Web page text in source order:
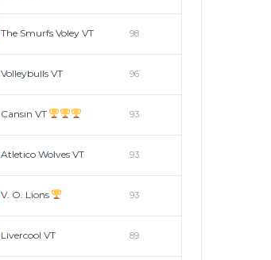
The Smurfs Voley VT 98
Volleybulls VT 96
Cansın VT 93
Atletico Wolves VT 93
V. O. Lions 93
Livercool VT 89